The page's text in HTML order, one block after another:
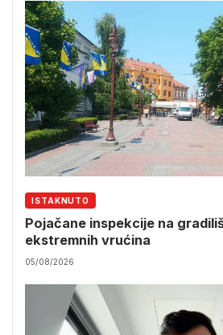
ISTAKNUTO
Pojačane inspekcije na
ekstremnih vrućina
05/08/2026